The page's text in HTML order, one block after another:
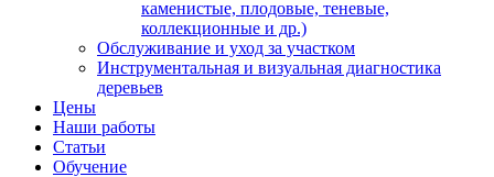
каменистые, плодовые, теневые,
коллекционные и др.)
Обслуживание и уход за участком
Инструментальная и визуальная диагностика
деревьев
Цены
Наши работы
Статьи
Обучение